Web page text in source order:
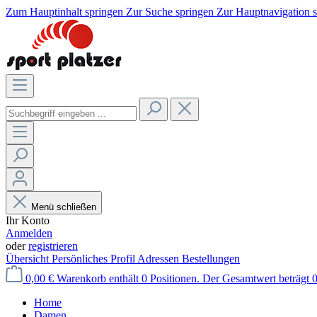
Zum Hauptinhalt springen Zur Suche springen Zur Hauptnavigation
Menü schließen
Ihr Konto
Anmelden
oderregistrieren
Übersicht Persönliches Profil Adressen Bestellungen
0,00 € Warenkorb enthält 0 Positionen. Der Gesamtwert beträgt
Home